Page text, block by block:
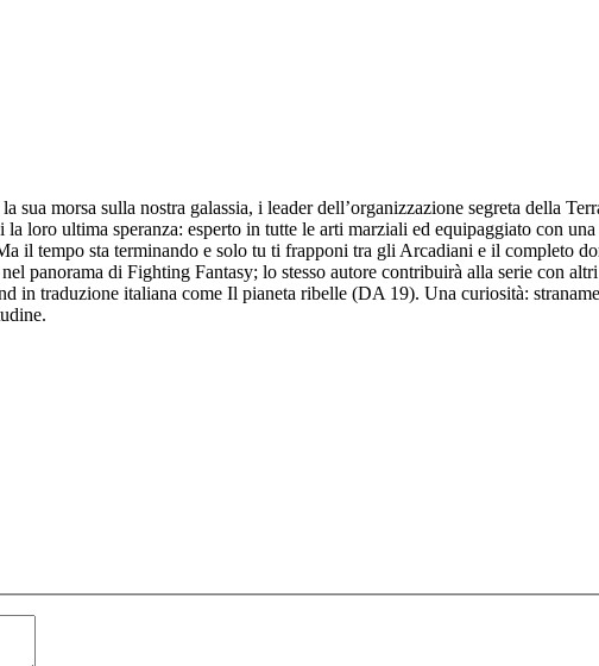
sua morsa sulla nostra galassia, i leader dell’organizzazione segreta della
loro ultima speranza: esperto in tutte le arti marziali ed equipaggiato con
il tempo sta terminando e solo tu ti frapponi tra gli Arcadiani e il completo
panorama di Fighting Fantasy; lo stesso autore contribuirà alla serie con
in traduzione italiana come Il pianeta ribelle (DA 19). Una curiosità: